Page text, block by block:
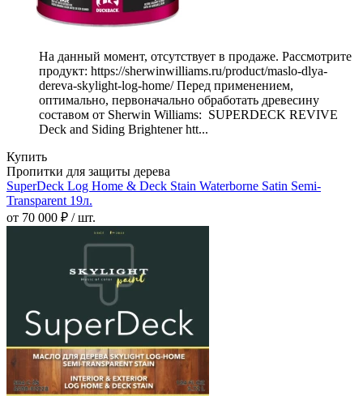
На данный момент, отсутствует в продаже. Рассмотрите
продукт: https://sherwinwilliams.ru/product/maslo-dlya-
dereva-skylight-log-home/ Перед применением,
оптимально, первоначально обработать древесину
составом от Sherwin Williams: SUPERDECK REVIVE
Deck and Siding Brightener htt...
Купить
Пропитки для защиты дерева
SuperDeck Log Home & Deck Stain Waterborne Satin Semi-
Transparent 19л.
от 70 000 ₽ / шт.